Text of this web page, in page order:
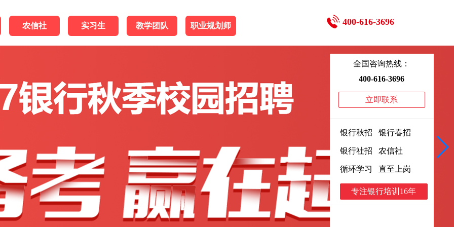
农信社 实习生 教学团队 职业规划师 400-616-3696
全国咨询热线：
400-616-3696
立即联系
银行秋招 银行春招
银行社招 农信社
循环学习 直至上岗
专注银行培训16年